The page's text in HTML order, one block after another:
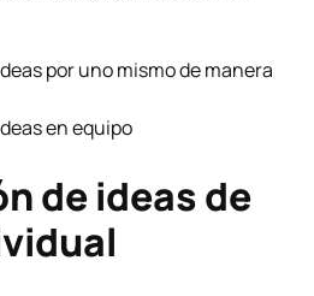
por uno mismo de manera
en equipo
de ideas de